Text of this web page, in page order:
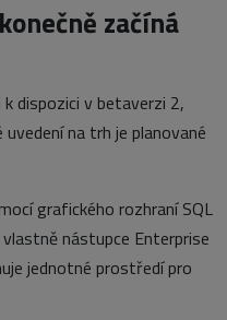
začíná
dispozici v betaverzi 2,
na trh je planované
grafického rozhraní SQL
nástupce Enterprise
jednotné prostředí pro